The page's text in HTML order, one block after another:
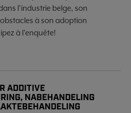
l'industrie belge, son
à son adoption
à l'enquête!
ADDITIVE
NABEHANDELING